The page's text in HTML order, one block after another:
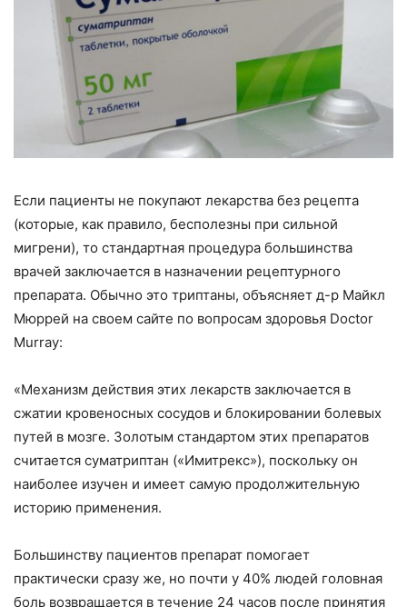
Если пациенты не покупают лекарства без рецепта
(которые, как правило, бесполезны при сильной
мигрени), то стандартная процедура большинства
врачей заключается в назначении рецептурного
препарата. Обычно это триптаны, объясняет д-р Майкл
Мюррей на своем сайте по вопросам здоровья Doctor
Murray:
«Механизм действия этих лекарств заключается в
сжатии кровеносных сосудов и блокировании болевых
путей в мозге. Золотым стандартом этих препаратов
считается суматриптан («Имитрекс»), поскольку он
наиболее изучен и имеет самую продолжительную
историю применения.
Большинству пациентов препарат помогает
практически сразу же, но почти у 40% людей головная
боль возвращается в течение 24 часов после принятия